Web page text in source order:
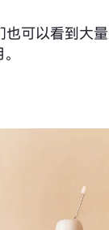
也可以看到大